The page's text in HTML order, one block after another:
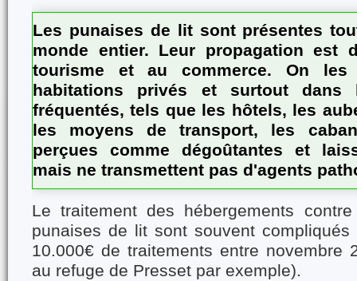
Les punaises de lit sont présentes
monde entier. Leur propagation est
tourisme et au commerce. On
habitations privés et surtout dans
fréquentés, tels que les hôtels, les
les moyens de transport, les
perçues comme dégoûtantes et
mais ne transmettent pas d'agents
Le traitement des hébergements
punaises de lit sont souvent
10.000€ de traitements entre novembre
au refuge de Presset par exemple).